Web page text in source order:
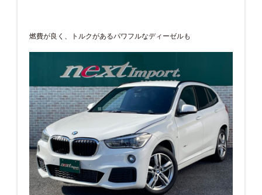
燃費が良く、トルクがあるパワフルなディーゼルも